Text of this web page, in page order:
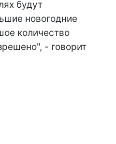
будут
новогодние
количество
- говорит